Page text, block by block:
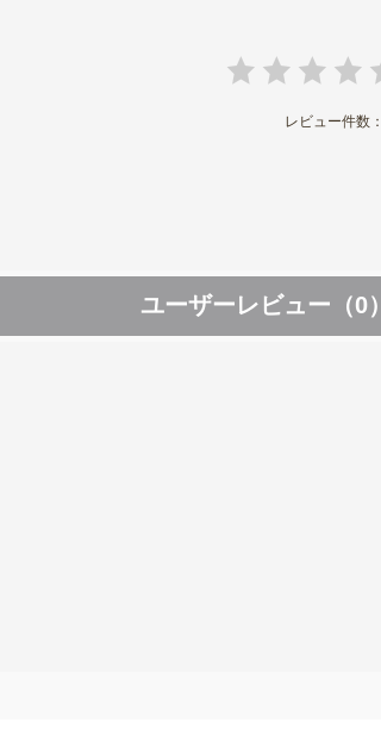
レビュー件数：
ユーザーレビュー （0）